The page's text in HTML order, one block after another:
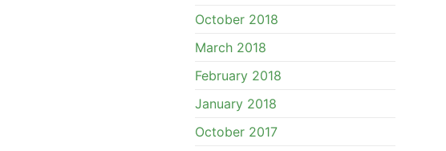
October 2018
March 2018
February 2018
January 2018
October 2017